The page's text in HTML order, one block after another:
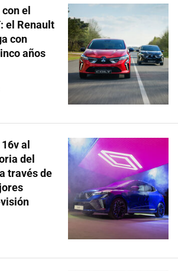
el
el Renault
con
años
al
del
través de